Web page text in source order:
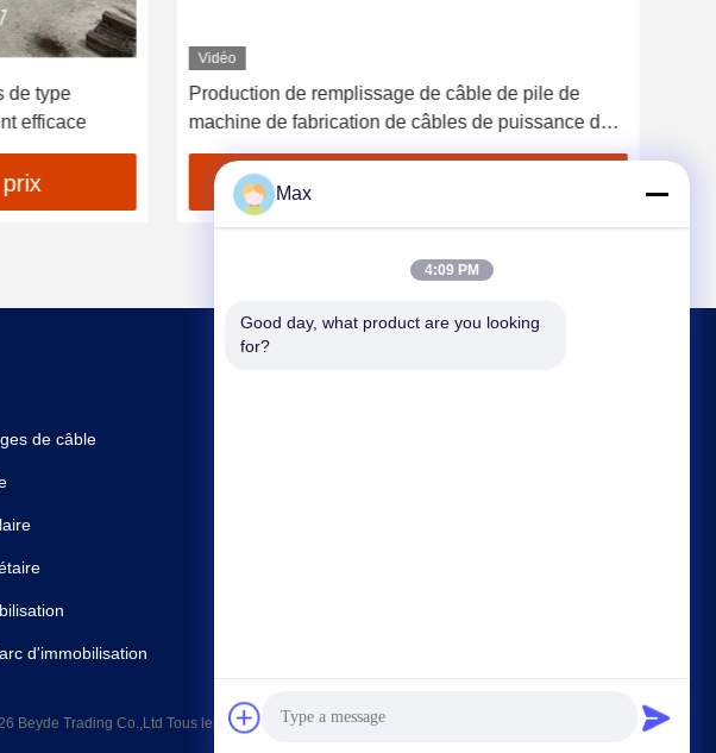
de type
efficace
Vidéo
Production de remplissage de câble de pile de
machine de fabrication de câbles de puissance de
PLC
Obtenez le meilleur prix
de câble
d'immobilisation
Beyde Trading Co.,Ltd Tous les droits réservés.
Max
4:09 PM
Good day, what product are you looking
for?